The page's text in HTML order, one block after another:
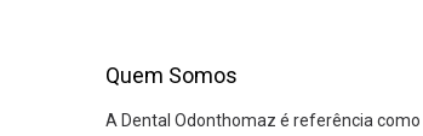
Quem Somos
A Dental Odonthomaz é referência como